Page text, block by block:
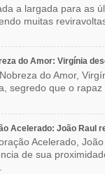
a largada para as
muitas
do Amor: Virgínia
do Amor,
segredo que o
Acelerado: João Raul
Acelerado,
de sua